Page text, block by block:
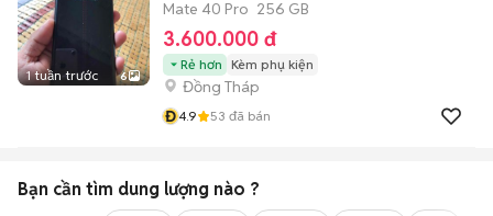
1 tuần trước 6
Mate 40 Pro 256 GB
3.600.000 đ
Rẻ hơn Kèm phụ kiện
Đồng Tháp
Đ4.9 53 đã bán
Bạn cần tìm dung lượng nào ?